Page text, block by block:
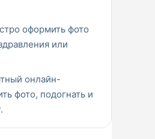
оформить фото
или
онлайн-
фото, подогнать и